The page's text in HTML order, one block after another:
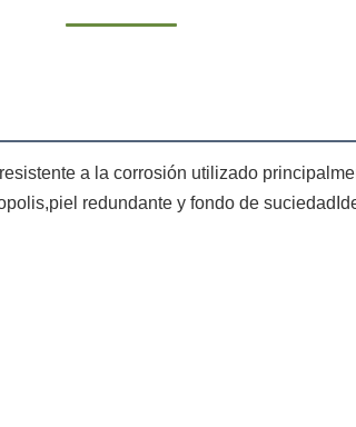
a la corrosión utilizado
redundante y fondo de